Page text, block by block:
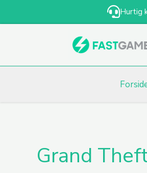
til
Hurtig
Grand